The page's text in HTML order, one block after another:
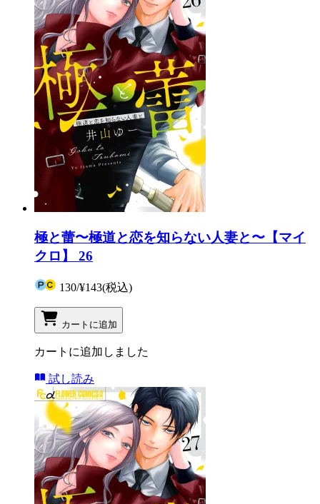
極と蕾〜極道と恋を知らない人妻と〜【マイ
クロ】 26
130/¥143(税込)
カートに追加
カートに追加しました
試し読み